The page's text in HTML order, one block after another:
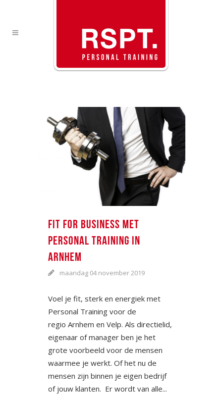
FIT FOR BUSINESS MET
PERSONAL TRAINING IN
ARNHEM
maandag 04 november 2019
Voel je fit, sterk en energiek met
Personal Training voor de
regio Arnhem en Velp. Als directielid,
eigenaar of manager ben je het
grote voorbeeld voor de mensen
waarmee je werkt. Of het nu de
mensen zijn binnen je eigen bedrijf
of jouw klanten. Er wordt van alle...